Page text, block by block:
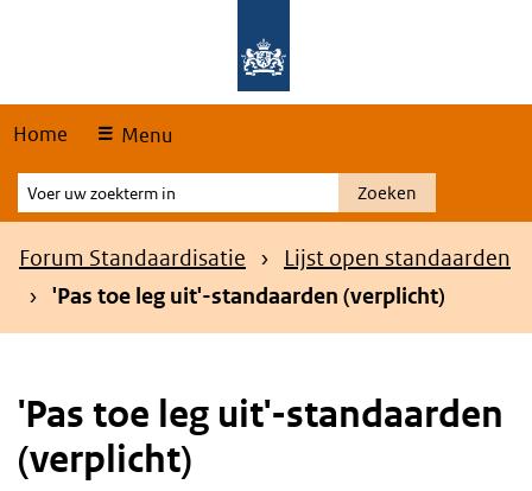
Home Menu
Voer
uw
zoekterm
Zoeken
Kruimelpad
Forum Standaardisatie
Lijst open standaarden
'Pas toe leg uit'-standaarden (verplicht)
'Pas toe leg uit'-standaarden
(verplicht)